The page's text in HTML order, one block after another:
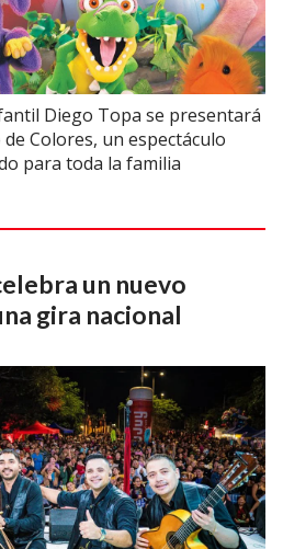
Diego Topa se presentará
Colores, un espectáculo
para toda la familia
un nuevo
gira nacional